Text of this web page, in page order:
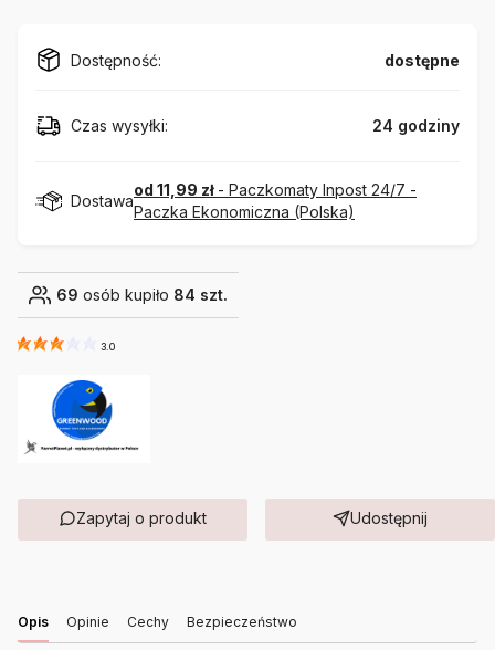
Dostępność: dostępne
Czas wysyłki: 24 godziny
Dostawa
od 11,99 zł - Paczkomaty Inpost 24/7 -
Paczka Ekonomiczna (Polska)
69 osób kupiło 84 szt.
3.0
Zapytaj o produkt Udostępnij
Opis Opinie Cechy Bezpieczeństwo